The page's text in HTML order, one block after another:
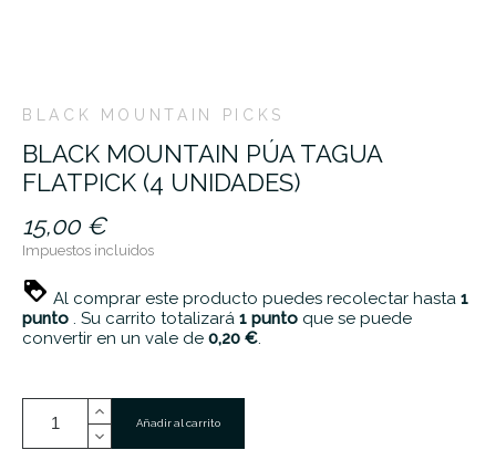
BLACK MOUNTAIN PICKS
BLACK MOUNTAIN PÚA TAGUA
FLATPICK (4 UNIDADES)
15,00 €
Impuestos incluidos
Al comprar este producto puedes recolectar hasta 1
punto . Su carrito totalizará 1 punto que se puede
convertir en un vale de 0,20 €.
Añadir al carrito